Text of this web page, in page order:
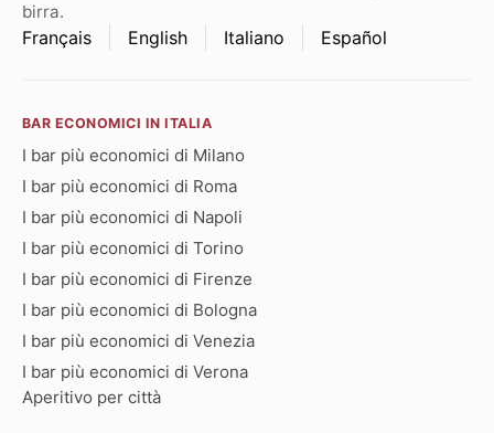
birra.
Français English Italiano Español
BAR ECONOMICI IN ITALIA
I bar più economici di Milano
I bar più economici di Roma
I bar più economici di Napoli
I bar più economici di Torino
I bar più economici di Firenze
I bar più economici di Bologna
I bar più economici di Venezia
I bar più economici di Verona
Aperitivo per città